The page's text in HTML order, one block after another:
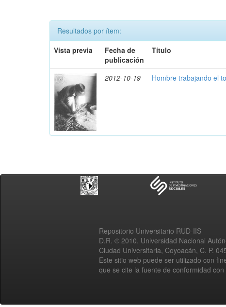
Resultados por ítem:
Vista previa
Fecha de
publicación
Título
2012-10-19 Hombre trabajando el
Repositorio Universitario RUD-IIS
D.R. © 2010. Universidad Nacional
Ciudad Universitaria, Coyoacán, C. P.
Este sitio web puede ser utilizado con
que se cite la fuente de conformidad con